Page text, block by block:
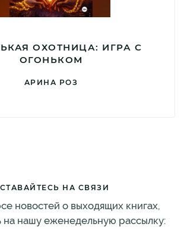
ОХОТНИЦА: ИГРА С
ОГОНЬКОМ
АРИНА РОЗ
НА СВЯЗИ
новостей о выходящих книгах,
на нашу еженедельную рассылку: